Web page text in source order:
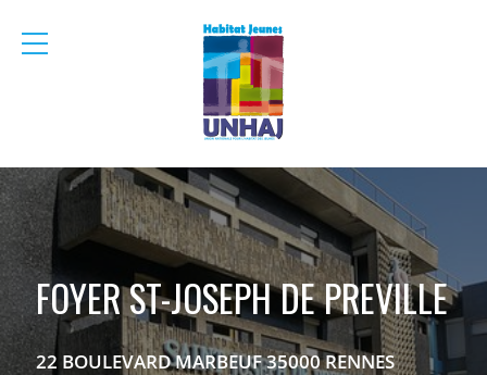
menu
FOYER ST-JOSEPH DE PREVILLE
22 BOULEVARD MARBEUF 35000 RENNES